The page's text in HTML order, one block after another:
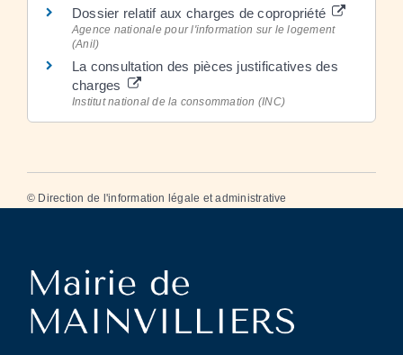
Dossier relatif aux charges de copropriété
Agence nationale pour l'information sur le logement
(Anil)
La consultation des pièces justificatives des
charges
Institut national de la consommation (INC)
© Direction de l'information légale et administrative